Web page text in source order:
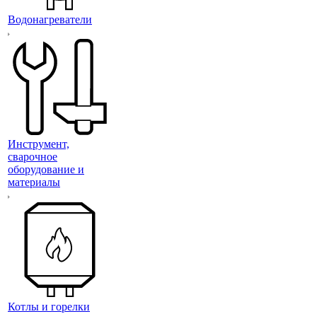
Водонагреватели
Инструмент,
сварочное
оборудование и
материалы
Котлы и горелки